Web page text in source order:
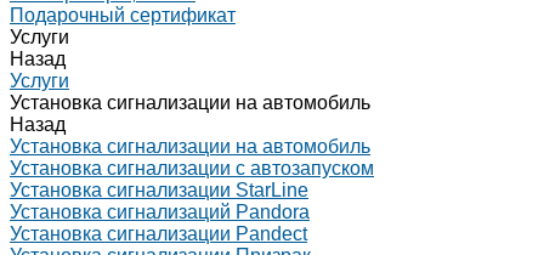
Подарочный сертификат
Услуги
Назад
Услуги
Установка сигнализации на автомобиль
Назад
Установка сигнализации на автомобиль
Установка сигнализации с автозапуском
Установка сигнализации StarLine
Установка сигнализаций Pandora
Установка сигнализации Pandect